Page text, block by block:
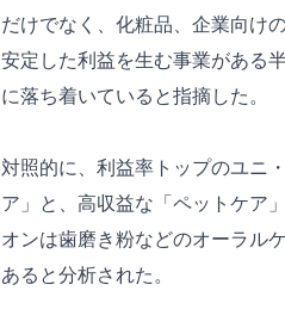
だけでなく、化粧品、企業向け
安定した利益を生む事業がある
に落ち着いていると指摘した。
対照的に、利益率トップのユニ
ア」と、高収益な「ペットケア
オンは歯磨き粉などのオーラル
あると分析された。